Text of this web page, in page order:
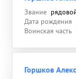
Звание
Дата рождения
Воинская часть
Горшков